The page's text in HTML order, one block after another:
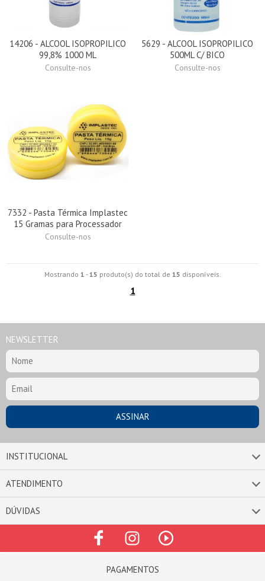
14206 - ALCOOL ISOPROPILICO
99,8% 1000 ML
Consulte-nos
5629 - ALCOOL ISOPROPILICO
500ML C/ BICO
Consulte-nos
7332 - Pasta Térmica Implastec
15 Gramas para Processador
Consulte-nos
Mostrando 1 - 15 produto(s) do total de 15 disponíveis.
1
NEWSLETTER
INSTITUCIONAL
ATENDIMENTO
DÚVIDAS